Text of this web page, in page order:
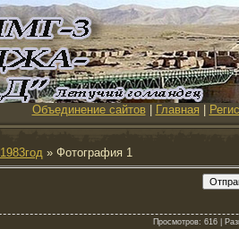
Объединение сайтов| Главная
1983год » Фотография 1
Просмотров: 616 |